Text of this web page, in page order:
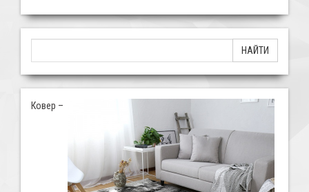
Ковер –